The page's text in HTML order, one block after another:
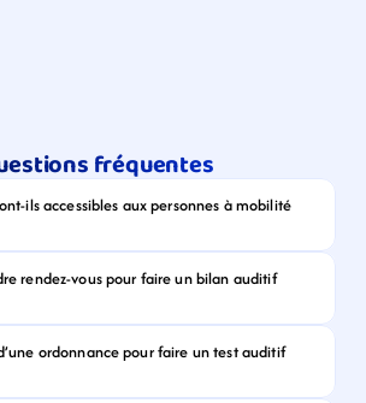
fréquentes
ils accessibles aux personnes à mobilité
rendez-vous pour faire un bilan auditif
ordonnance pour faire un test auditif